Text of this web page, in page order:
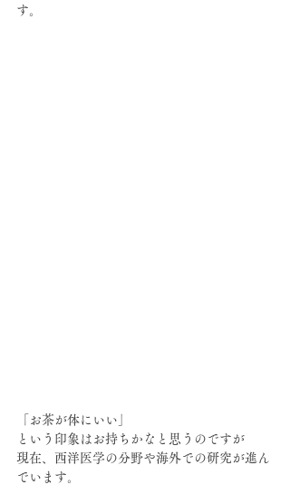
す。
「お茶が体にいい」
という印象はお持ちかなと思うのですが
現在、西洋医学の分野や海外での研究が進ん
でいます。